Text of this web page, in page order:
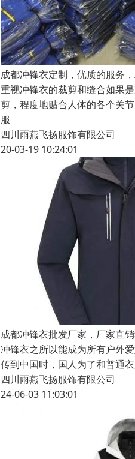
成都冲锋衣定制，优质的服务
重视冲锋衣的裁剪和缝合如果
剪，程度地贴合人体的各个关
服
四川雨燕飞扬服饰有限公司
20-03-19 10:24:01
成都冲锋衣批发厂家，厂家直
冲锋衣之所以能成为所有户外
传到中国时，国人为了和普通
四川雨燕飞扬服饰有限公司
24-06-03 11:03:01